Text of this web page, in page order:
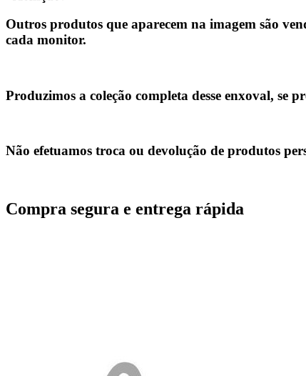
Outros produtos que aparecem na imagem são
cada monitor.
Produzimos a coleção completa desse enxoval, se
Não efetuamos troca ou devolução de produtos
Compra segura e entrega rápida